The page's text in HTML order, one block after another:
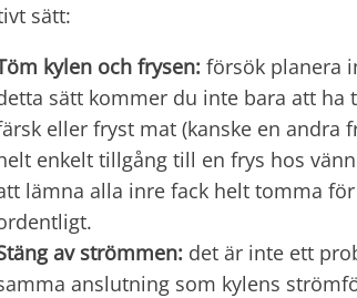
sätt:
kylen och frysen: försök planera
sätt kommer du inte bara att
eller fryst mat (kanske en andra
enkelt tillgång till en frys hos
lämna alla inre fack helt tomma
av strömmen: det är inte ett
anslutning som kylens